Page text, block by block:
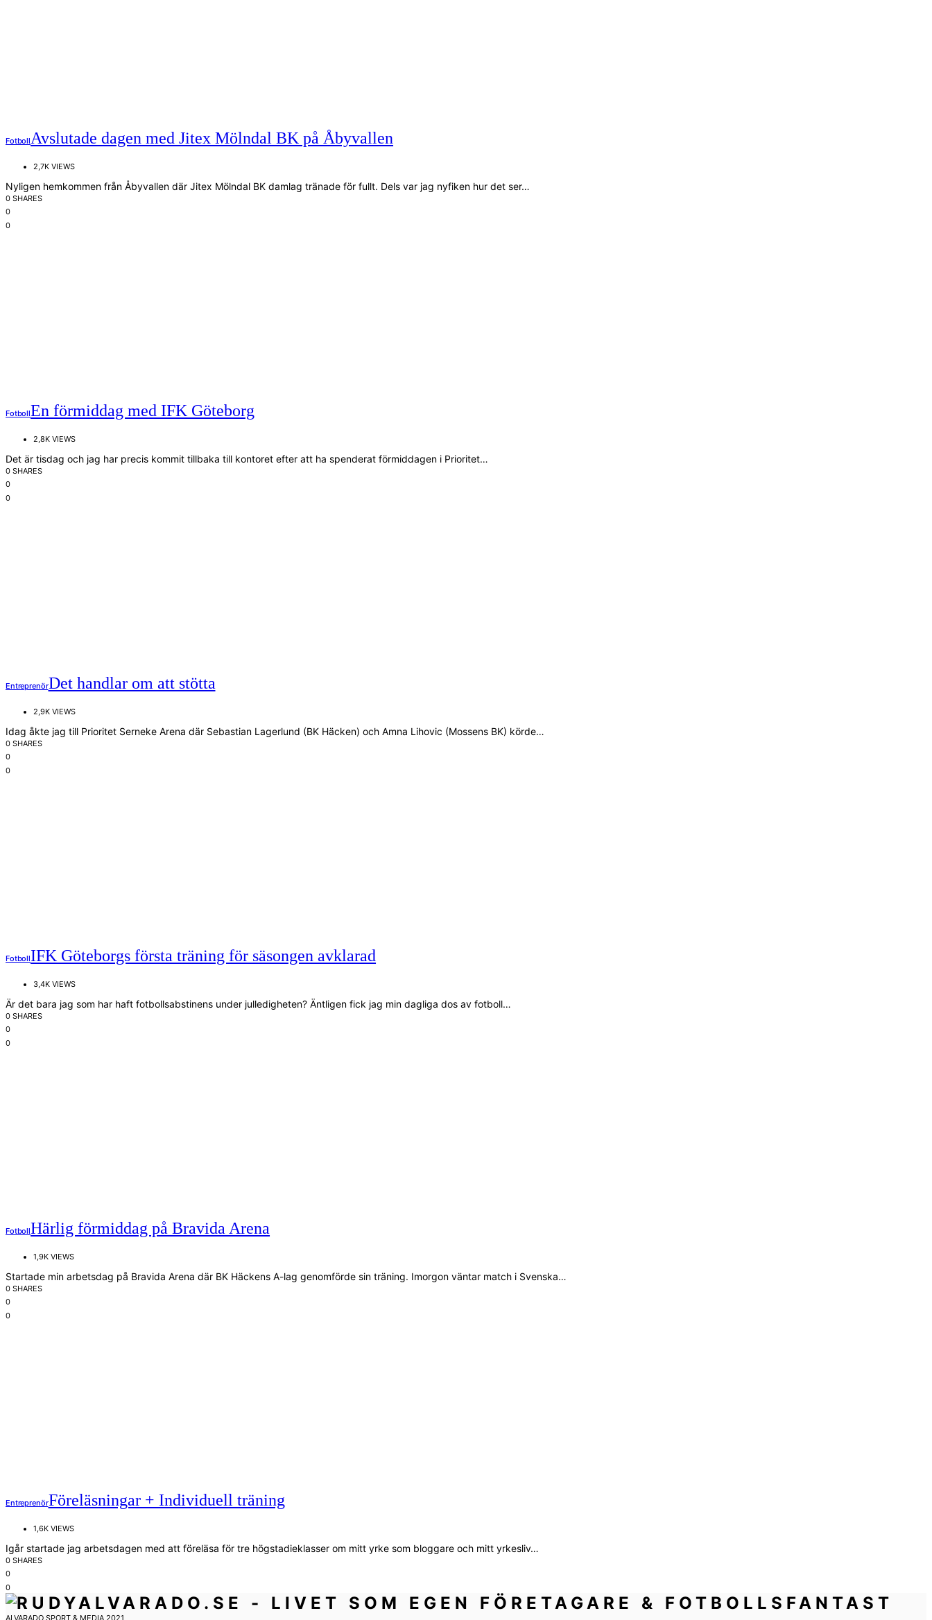
FotbollAvslutade dagen med Jitex Mölndal BK på Åbyvallen
2,7K VIEWS
Nyligen hemkommen från Åbyvallen där Jitex Mölndal BK damlag tränade för fullt. Dels var jag nyfiken hur det ser…
0 SHARES
0
0
FotbollEn förmiddag med IFK Göteborg
2,8K VIEWS
Det är tisdag och jag har precis kommit tillbaka till kontoret efter att ha spenderat förmiddagen i Prioritet…
0 SHARES
0
0
EntreprenörDet handlar om att stötta
2,9K VIEWS
Idag åkte jag till Prioritet Serneke Arena där Sebastian Lagerlund (BK Häcken) och Amna Lihovic (Mossens BK) körde…
0 SHARES
0
0
FotbollIFK Göteborgs första träning för säsongen avklarad
3,4K VIEWS
Är det bara jag som har haft fotbollsabstinens under julledigheten? Äntligen fick jag min dagliga dos av fotboll…
0 SHARES
0
0
FotbollHärlig förmiddag på Bravida Arena
1,9K VIEWS
Startade min arbetsdag på Bravida Arena där BK Häckens A-lag genomförde sin träning. Imorgon väntar match i Svenska…
0 SHARES
0
0
EntreprenörFöreläsningar + Individuell träning
1,6K VIEWS
Igår startade jag arbetsdagen med att föreläsa för tre högstadieklasser om mitt yrke som bloggare och mitt yrkesliv…
0 SHARES
0
0